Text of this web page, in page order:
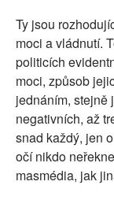
Ty jsou
moci a vládnutí.
politicích
moci, způsob
jednáním, stejně
negativních, až
snad každý, jen
očí nikdo
masmédia, jak